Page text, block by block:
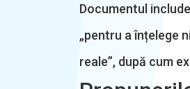
Documentul
„pentru a înțelege
reale”, după cum